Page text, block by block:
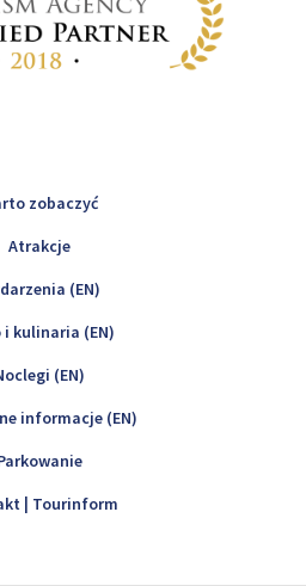
zobaczyć
Atrakcje
(EN)
i kulinaria (EN)
(EN)
informacje (EN)
| Tourinform